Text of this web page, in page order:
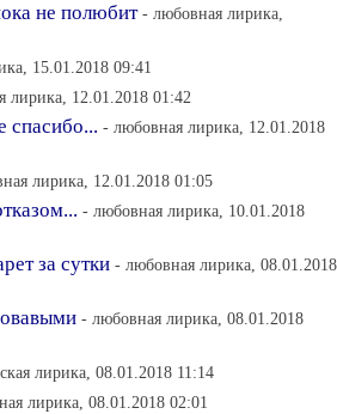
не полюбит - любовная лирика,
15.01.2018 09:41
лирика, 12.01.2018 01:42
спасибо... - любовная лирика, 12.01.2018
лирика, 12.01.2018 01:05
- любовная лирика, 10.01.2018
за сутки - любовная лирика, 08.01.2018
- любовная лирика, 08.01.2018
лирика, 08.01.2018 11:14
лирика, 08.01.2018 02:01